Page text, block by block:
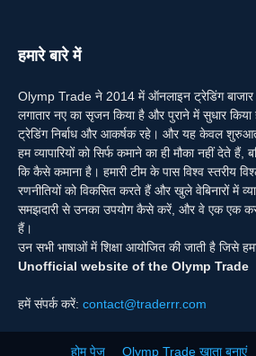
हमारे बारे में
Olymp Trade ने 2014 में ऑनलाइन ट्रेडिंग
लगातार नए का सृजन किया है और पुराने में सुधार किया
ट्रेडिंग निर्बाध और आकर्षक रहे। और यह केवल
हम व्यापारियों को सिर्फ कमाने का ही मौका नहीं देते
कि कैसे कमाना है। हमारी टीम के पास विश्व स्तरीय
रणनीतियों को विकसित करते हैं और खुले वेबिनारों में
समझदारी से उनका उपयोग कैसे करें, और वे एक एक करके
हैं।
उन सभी भाषाओं में शिक्षा आयोजित की जाती है जिसे
Unofficial website of the Olymp Trade
हमें संपर्क करें: contact@traderrr.com
होम पेज Olymp Trade खाता बनाएं